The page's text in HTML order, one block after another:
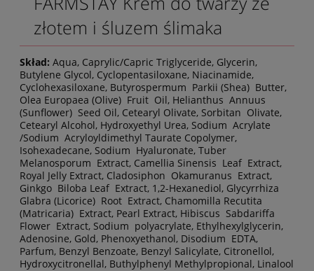
złotem i śluzem ślimaka
Skład: Aqua, Caprylic/Capric Triglyceride, Glycerin,
Butylene Glycol, Cyclopentasiloxane, Niacinamide,
Cyclohexasiloxane, Butyrospermum Parkii (Shea) Butter,
Olea Europaea (Olive) Fruit Oil, Helianthus Annuus
(Sunflower) Seed Oil, Cetearyl Olivate, Sorbitan Olivate,
Cetearyl Alcohol, Hydroxyethyl Urea, Sodium Acrylate
/Sodium Acryloyldimethyl Taurate Copolymer,
Isohexadecane, Sodium Hyaluronate, Tuber
Melanosporum Extract, Camellia Sinensis Leaf Extract,
Royal Jelly Extract, Cladosiphon Okamuranus Extract,
Ginkgo Biloba Leaf Extract, 1,2-Hexanediol, Glycyrrhiza
Glabra (Licorice) Root Extract, Chamomilla Recutita
(Matricaria) Extract, Pearl Extract, Hibiscus Sabdariffa
Flower Extract, Sodium polyacrylate, Ethylhexylglycerin,
Adenosine, Gold, Phenoxyethanol, Disodium EDTA,
Parfum, Benzyl Benzoate, Benzyl Salicylate, Citronellol,
Hydroxycitronellal, Buthylphenyl Methylpropional, Linalool